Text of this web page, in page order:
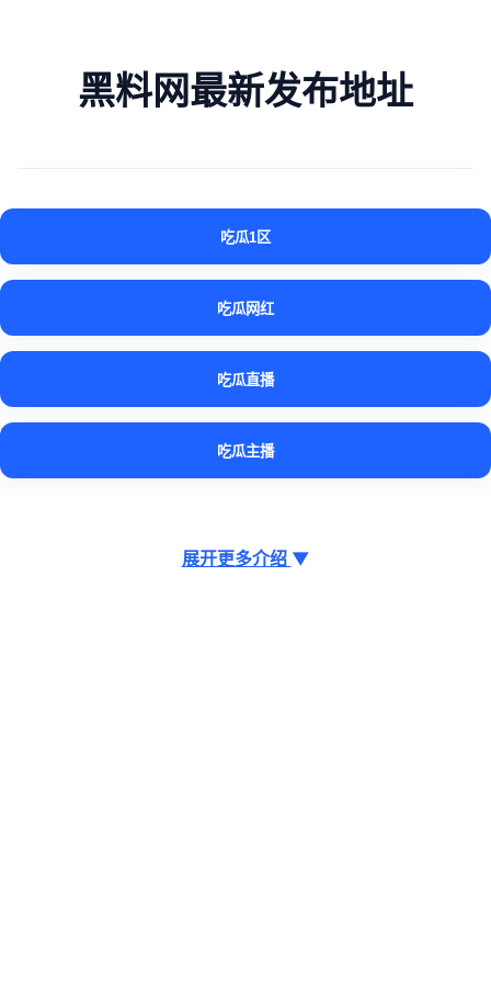
黑料网最新发布地址
吃瓜1区
吃瓜网红
吃瓜直播
吃瓜主播
展开更多介绍 ▼